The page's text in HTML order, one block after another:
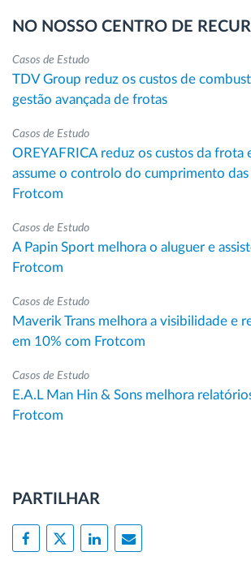
NO NOSSO CENTRO DE
Casos de Estudo
TDV Group reduz os custos de
gestão avançada de frotas
Casos de Estudo
OREYAFRICA reduz os custos da frota
assume o controlo do cumprimento das
Frotcom
Casos de Estudo
A Papin Sport melhora o aluguer e
Frotcom
Casos de Estudo
Maverik Trans melhora a visibilidade e
em 10% com Frotcom
Casos de Estudo
E.A.L Man Hin & Sons melhora
Frotcom
PARTILHAR